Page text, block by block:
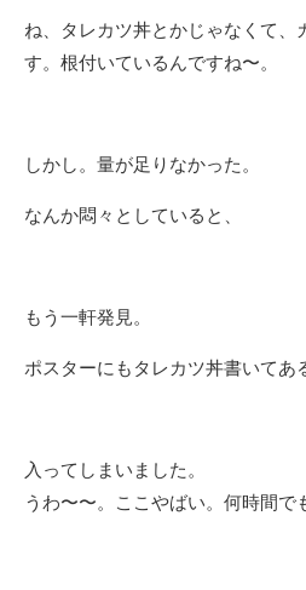
ね、タレカツ丼とかじゃなくて、
す。根付いているんですね〜。
しかし。量が足りなかった。
なんか悶々としていると、
もう一軒発見。
ポスターにもタレカツ丼書いてあ
入ってしまいました。
うわ〜〜。ここやばい。何時間で